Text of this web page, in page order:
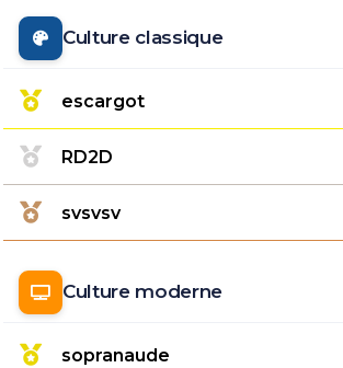
Culture classique
escargot
RD2D
svsvsv
Culture moderne
sopranaude